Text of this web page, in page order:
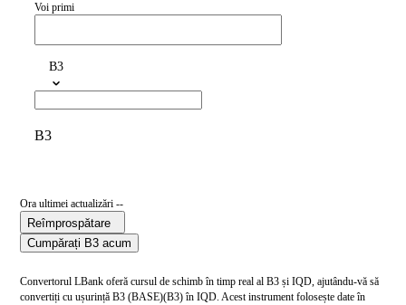
Voi primi
B3
B3
Ora ultimei actualizări --
Reîmprospătare
Cumpărați B3 acum
Convertorul LBank oferă cursul de schimb în timp real al B3 și IQD, ajutându-vă să
convertiți cu ușurință B3 (BASE)(B3) în IQD. Acest instrument folosește date în